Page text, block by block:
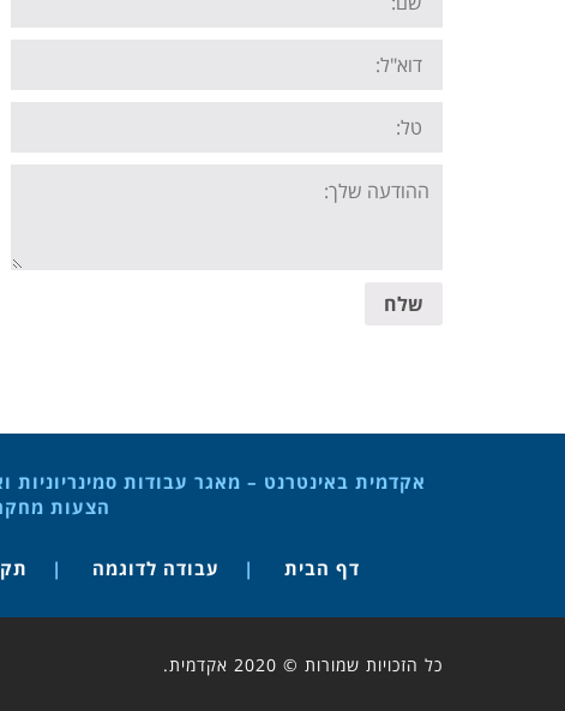
Email:
Tel:
Your
message:
שלח
אקדמית באינטרנט – מאגר עבודות
הצעות
דף הבית עבודה לדוגמה
כל הזכויות שמורות © 2020 אקדמית.